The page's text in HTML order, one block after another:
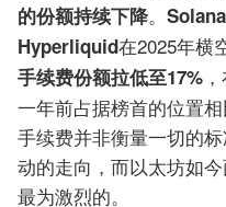
的份额持续下降。 Solana
Hyperliquid在2025年横
手续费份额拉低至17%
一年前占据榜首的位置
手续费并非衡量一切的
动的走向，而以太坊如
最为激烈的。